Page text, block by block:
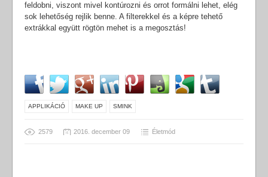
feldobni, viszont mivel kontúrozni és orrot formálni lehet, elég
sok lehetőség rejlik benne. A filterekkel és a képre tehető
extrákkal együtt rögtön mehet is a megosztás!
APPLIKÁCIÓ MAKE UP SMINK
2579 2016. december 09 Életmód